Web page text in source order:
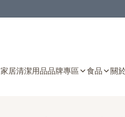
家居清潔用品品牌專區 食品 關